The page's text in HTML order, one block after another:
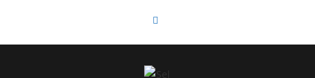
content